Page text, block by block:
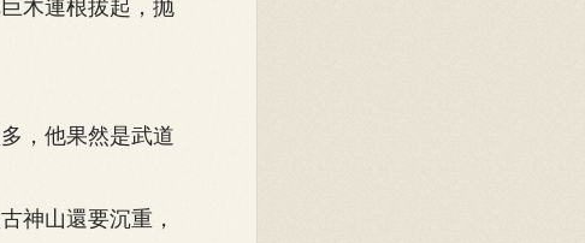
木連根拔起，抛
，他果然是武道
神山還要沉重，